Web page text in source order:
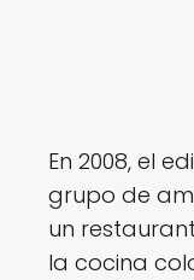
En 2008, el
grupo de
un
la cocina